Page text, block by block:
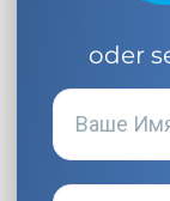
oder